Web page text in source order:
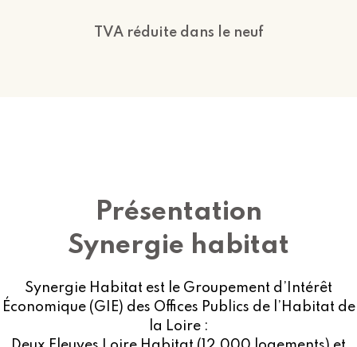
TVA réduite dans le neuf
Présentation
Synergie habitat
Synergie Habitat est le Groupement d’Intérêt
Économique (GIE) des Offices Publics de l’Habitat de
la Loire :